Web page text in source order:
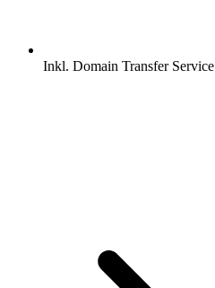
Inkl. Domain Transfer Service